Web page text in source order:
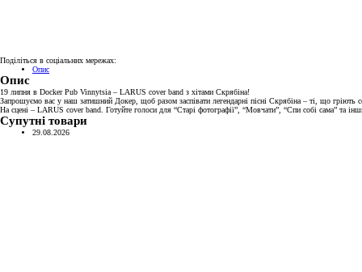
Поділіться в соціальних мережах:
Опис
Опис
19 липня в Docker Pub Vinnytsia – LARUS cover band з хітами Скрябіна!
Запрошуємо вас у наш затишний Докер, щоб разом заспівати легендарні пісні Скрябіна – ті, що
На сцені – LARUS cover band. Готуйте голоси для “Старі фотографії”, “Мовчати”, “Спи собі сама” та
Супутні товари
29.08.2026